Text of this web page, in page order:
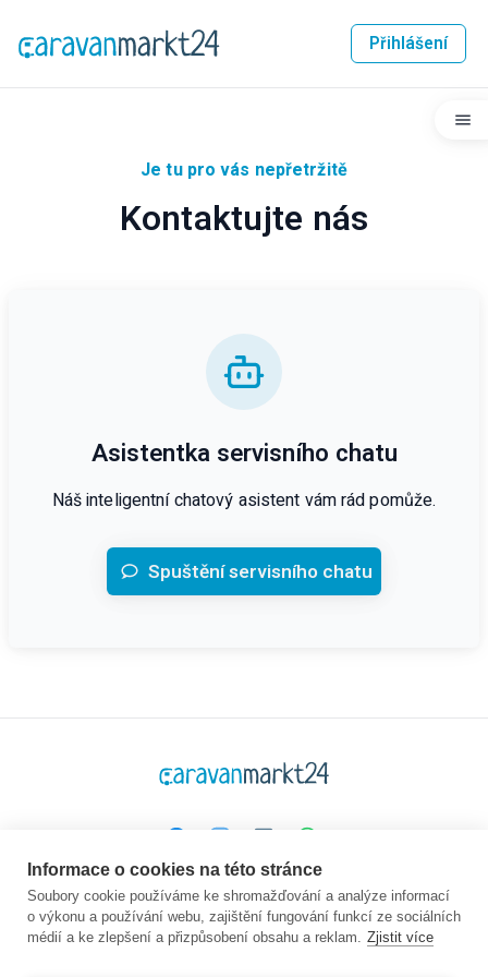
Přihlášení
Je tu pro vás nepřetržitě
Kontaktujte nás
Asistentka servisního chatu
Náš inteligentní chatový asistent vám rád pomůže.
Spuštění servisního chatu
Platforma
Domovská stránka
Koupit
Společnost
O nás
Kontakt
Právní
GTC
Ochrana údajů
Informace o cookies na této stránce
Soubory cookie používáme ke shromažďování a analýze informací
o výkonu a používání webu, zajištění fungování funkcí ze sociálních
médií a ke zlepšení a přizpůsobení obsahu a reklam. Zjistit více